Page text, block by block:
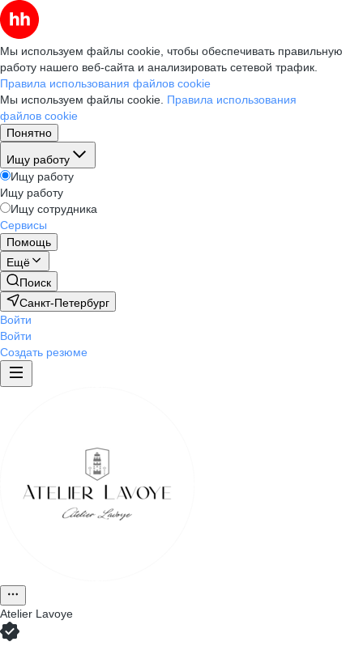
Мы используем файлы cookie, чтобы обеспечивать правильную
работу нашего веб-сайта и анализировать сетевой трафик.
Правила использования файлов cookie
Мы используем файлы cookie. Правила использования
файлов cookie
Понятно
Ищу работу
Ищу работу
Ищу работу
Ищу сотрудника
Сервисы
Помощь
Ещё
Поиск
Санкт-Петербург
Войти
Войти
Создать резюме
Atelier Lavoye